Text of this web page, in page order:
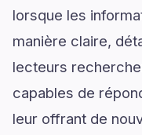
lorsque les
manière claire,
lecteurs
capables de
leur offrant de